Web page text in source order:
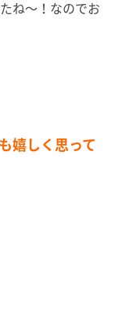
ね～！なのでお
嬉しく思って